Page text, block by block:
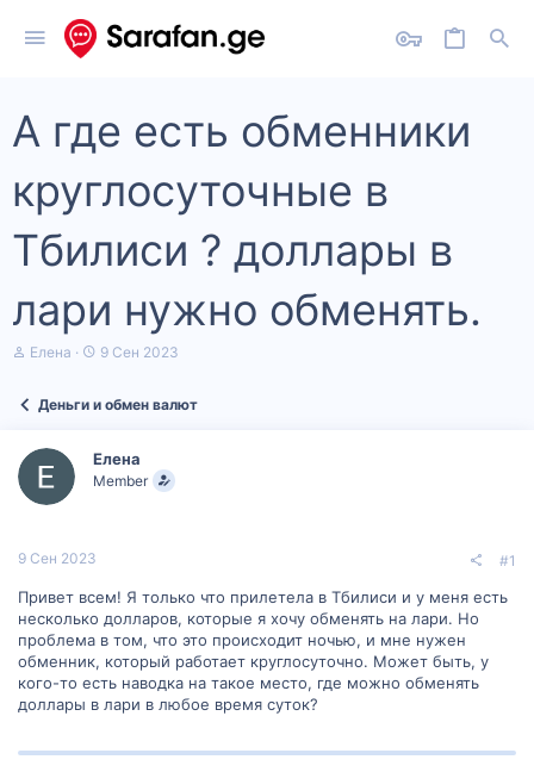
А где есть обменники
круглосуточные в
Тбилиси ? доллары в
лари нужно обменять.
А
т
м
ы
Елена
Д
а
ч
а
9 Сен 2023
Деньги и обмен валют
Елена
Member
9 Сен 2023 #1
Привет всем! Я только что прилетела в Тбилиси и у меня есть
несколько долларов, которые я хочу обменять на лари. Но
проблема в том, что это происходит ночью, и мне нужен
обменник, который работает круглосуточно. Может быть, у
кого-то есть наводка на такое место, где можно обменять
доллары в лари в любое время суток?